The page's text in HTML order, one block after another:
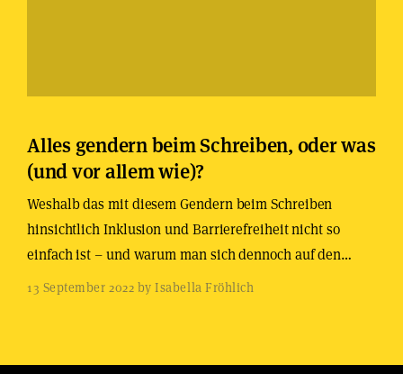
Alles gendern beim Schreiben, oder was
(und vor allem wie)?
Weshalb das mit diesem Gendern beim Schreiben
hinsichtlich Inklusion und Barrierefreiheit nicht so
einfach ist – und warum man sich dennoch auf den…
13 September 2022 by Isabella Fröhlich